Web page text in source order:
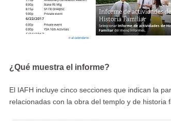
¿Qué muestra el informe?
El IAFH incluye cinco secciones que indican la
relacionadas con la obra del templo y de historia